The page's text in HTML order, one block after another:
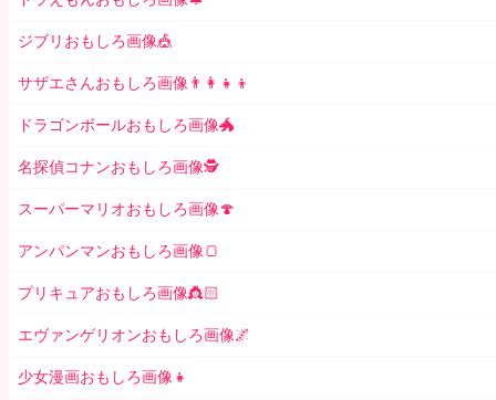
ジブリおもしろ画像🎪
サザエさんおもしろ画像👨‍👩‍👧‍👦
ドラゴンボールおもしろ画像🐲
名探偵コナンおもしろ画像🕵️
スーパーマリオおもしろ画像🍄
アンパンマンおもしろ画像🍞
プリキュアおもしろ画像👸🏻
エヴァンゲリオンおもしろ画像🌌
少女漫画おもしろ画像👧